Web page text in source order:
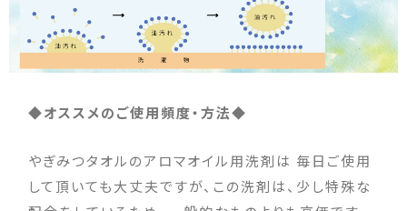
◆オススメのご使用頻度・方法◆
やぎみつタオルのアロマオイル用洗剤は 毎日ご使用
して頂いても大丈夫ですが、この洗剤は、少し特殊な